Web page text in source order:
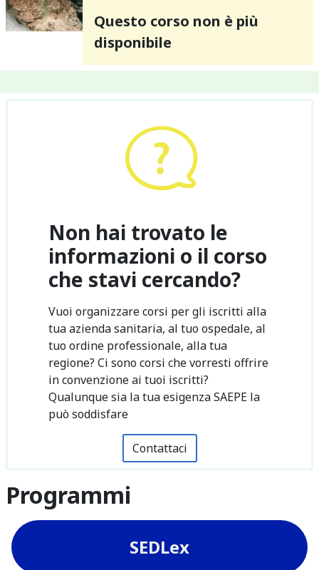
Questo corso non è più
disponibile
Non hai trovato le
informazioni o il corso
che stavi cercando?
Vuoi organizzare corsi per gli iscritti alla
tua azienda sanitaria, al tuo ospedale, al
tuo ordine professionale, alla tua
regione? Ci sono corsi che vorresti offrire
in convenzione ai tuoi iscritti?
Qualunque sia la tua esigenza SAEPE la
può soddisfare
Contattaci
Programmi
SEDLex